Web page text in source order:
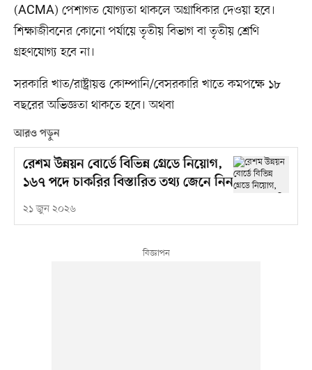
(ACMA) পেশাগত যোগ্যতা থাকলে অগ্রাধিকার দেওয়া হবে।
শিক্ষাজীবনের কোনো পর্যায়ে তৃতীয় বিভাগ বা তৃতীয় শ্রেণি
গ্রহণযোগ্য হবে না।
সরকারি খাত/রাষ্ট্রায়ত্ত কোম্পানি/বেসরকারি খাতে কমপক্ষে ১৮
বছরের অভিজ্ঞতা থাকতে হবে। অথবা
আরও পড়ুন
রেশম উন্নয়ন বোর্ডে বিভিন্ন গ্রেডে নিয়োগ,
১৬৭ পদে চাকরির বিস্তারিত তথ্য জেনে নিন
২১ জুন ২০২৬